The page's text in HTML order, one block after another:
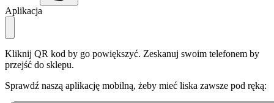
Aplikacja
Kliknij QR kod by go powiększyć. Zeskanuj swoim telefonem by
przejść do sklepu.
Sprawdź naszą aplikację mobilną, żeby mieć liska zawsze pod ręką: